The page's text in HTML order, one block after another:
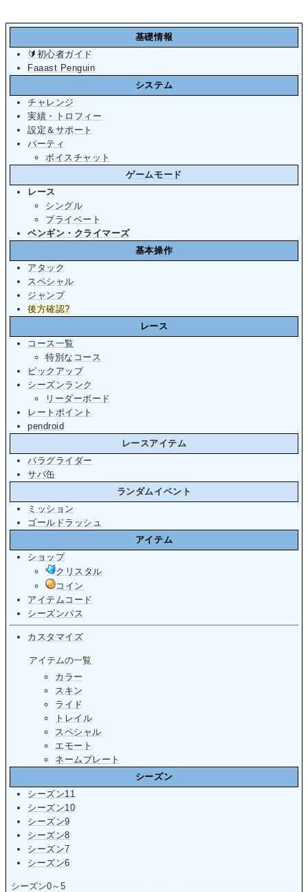
基礎情報
🔰初心者ガイド
Faaast Penguin
システム
チャレンジ
実績・トロフィー
設定＆サポート
パーティ
ボイスチャット
ゲームモード
レース
シングル
プライベート
ペンギン・クライマーズ
基本操作
アタック
スペシャル
ジャンプ
後方確認?
レース
コース一覧
特別なコース
ピックアップ
シーズンランク
リーダーボード
レートポイント
pendroid
レースアイテム
パラグライダー
サバ缶
ランダムイベント
ミッション
ゴールドラッシュ
アイテム
ショップ
クリスタル
コイン
アイテムコード
シーズンパス
カスタマイズ
アイテムの一覧
カラー
スキン
ライド
トレイル
スペシャル
エモート
ネームプレート
シーズン
シーズン11
シーズン10
シーズン9
シーズン8
シーズン7
シーズン6
シーズン0～5